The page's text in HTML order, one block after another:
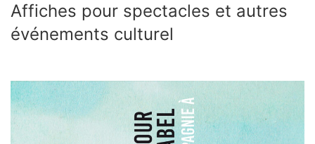
Affiches pour spectacles et autres
événements culturel